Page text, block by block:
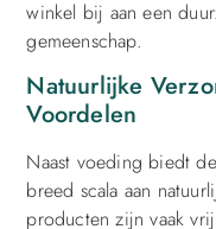
winkel bij aan een
gemeenschap.
Natuurlijke
Voordelen
Naast voeding biedt
breed scala aan
producten zijn vaak